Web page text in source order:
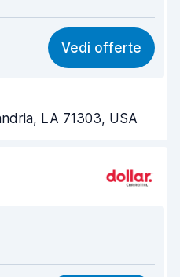
7,5
8,2
Vedi offerte
LA 71303, USA